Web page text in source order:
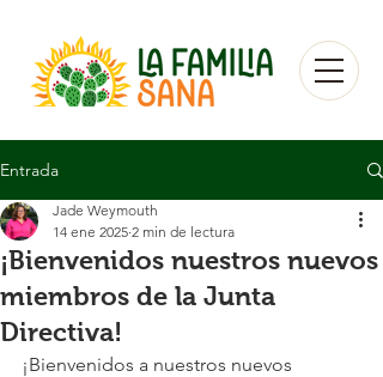
Entrada
¡Bienvenidos nuestros nuevos
miembros de la Junta
Directiva!
Jade Weymouth
14 ene 2025 2 min de lectura
¡Bienvenidos a nuestros nuevos